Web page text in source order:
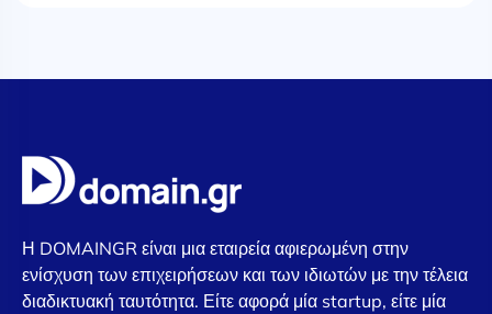
Η DOMAINGR είναι μια εταιρεία αφιερωμένη στην
ενίσχυση των επιχειρήσεων και των ιδιωτών με την τέλεια
διαδικτυακή ταυτότητα. Είτε αφορά μία startup, είτε μία